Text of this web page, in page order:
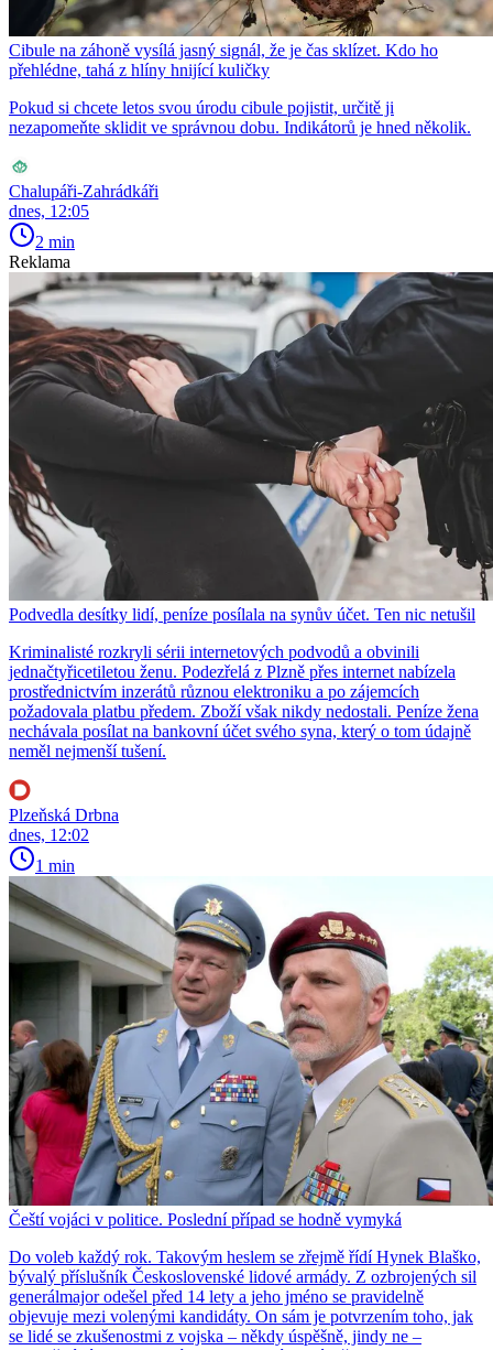
Cibule na záhoně vysílá jasný signál, že je čas sklízet. Kdo ho
přehlédne, tahá z hlíny hnijící kuličky
Pokud si chcete letos svou úrodu cibule pojistit, určitě ji
nezapomeňte sklidit ve správnou dobu. Indikátorů je hned několik.
Chalupáři-Zahrádkáři
dnes, 12:05
2 min
Reklama
Podvedla desítky lidí, peníze posílala na synův účet. Ten nic netušil
Kriminalisté rozkryli sérii internetových podvodů a obvinili
jednačtyřicetiletou ženu. Podezřelá z Plzně přes internet nabízela
prostřednictvím inzerátů různou elektroniku a po zájemcích
požadovala platbu předem. Zboží však nikdy nedostali. Peníze žena
nechávala posílat na bankovní účet svého syna, který o tom údajně
neměl nejmenší tušení.
Plzeňská Drbna
dnes, 12:02
1 min
Čeští vojáci v politice. Poslední případ se hodně vymyká
Do voleb každý rok. Takovým heslem se zřejmě řídí Hynek Blaško,
bývalý příslušník Československé lidové armády. Z ozbrojených sil
generálmajor odešel před 14 lety a jeho jméno se pravidelně
objevuje mezi volenými kandidáty. On sám je potvrzením toho, jak
se lidé se zkušenostmi z vojska – někdy úspěšně, jindy ne –